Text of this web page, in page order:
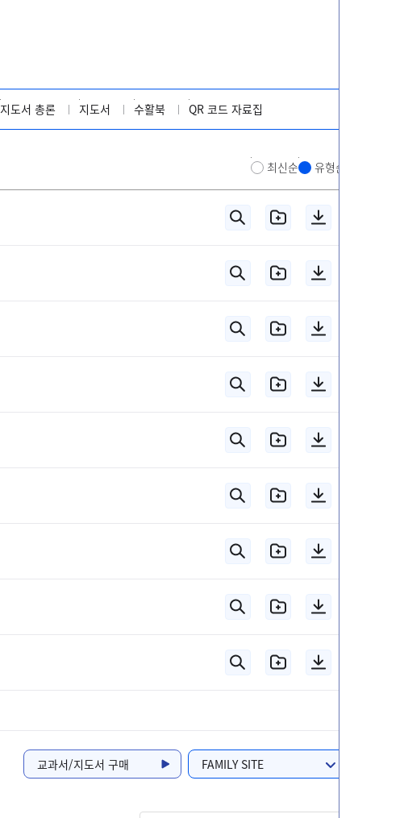
지도서 총론 지도서 수활북 QR 코드 자료집
최신순 유형순
교과서/지도서 구매 FAMILY SITE